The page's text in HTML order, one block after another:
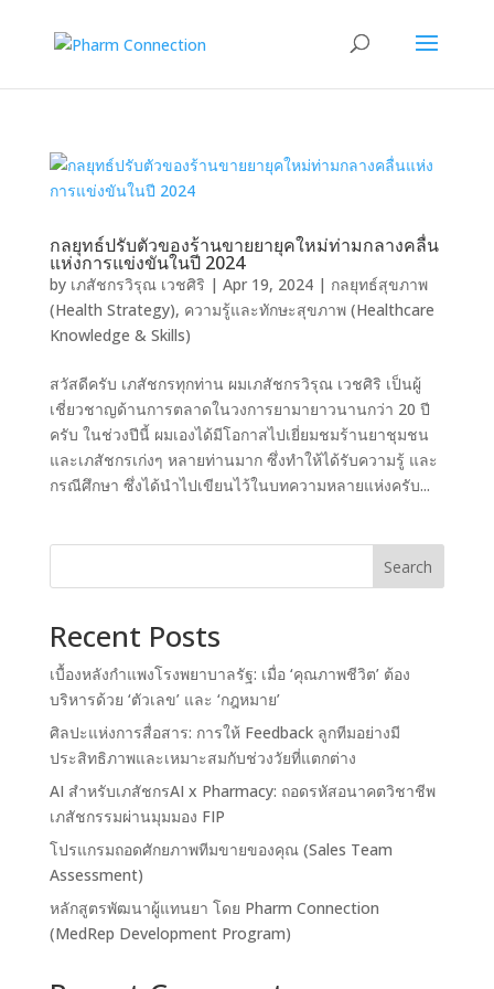
กลยุทธ์ปรับตัวของร้านขายยายุคใหม่ท่ามกลางคลื่น
แห่งการแข่งขันในปี 2024
by เภสัชกรวิรุณ เวชศิริ | Apr 19, 2024| กลยุทธ์สุขภาพ
(Health Strategy), ความรู้และทักษะสุขภาพ (Healthcare
Knowledge & Skills)
สวัสดีครับ เภสัชกรทุกท่าน ผมเภสัชกรวิรุณ เวชศิริ เป็นผู้
เชี่ยวชาญด้านการตลาดในวงการยามายาวนานกว่า 20 ปี
ครับ ในช่วงปีนี้ ผมเองได้มีโอกาสไปเยี่ยมชมร้านยาชุมชน
และเภสัชกรเก่งๆ หลายท่านมาก ซึ่งทำให้ได้รับความรู้ และ
กรณีศึกษา ซึ่งได้นำไปเขียนไว้ในบทความหลายแห่งครับ...
Search
Recent Posts
เบื้องหลังกำแพงโรงพยาบาลรัฐ: เมื่อ ‘คุณภาพชีวิต’ ต้อง
บริหารด้วย ‘ตัวเลข’ และ ‘กฎหมาย’
ศิลปะแห่งการสื่อสาร: การให้ Feedback ลูกทีมอย่างมี
ประสิทธิภาพและเหมาะสมกับช่วงวัยที่แตกต่าง
AI สำหรับเภสัชกรAI x Pharmacy: ถอดรหัสอนาคตวิชาชีพ
เภสัชกรรมผ่านมุมมอง FIP
โปรแกรมถอดศักยภาพทีมขายของคุณ (Sales Team
Assessment)
หลักสูตรพัฒนาผู้แทนยา โดย Pharm Connection
(MedRep Development Program)